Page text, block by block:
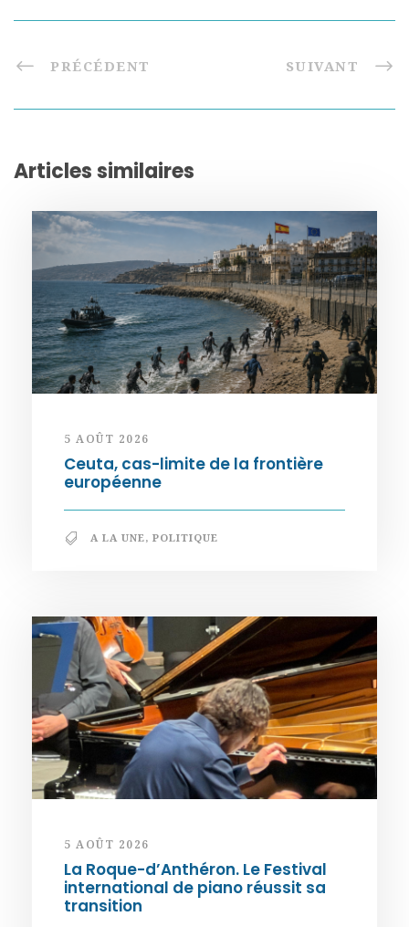
PRÉCÉDENT SUIVANT
Articles similaires
5 AOÛT 2026
Ceuta, cas-limite de la frontière
européenne
A LA UNE, POLITIQUE
5 AOÛT 2026
La Roque-d’Anthéron. Le Festival
international de piano réussit sa
transition